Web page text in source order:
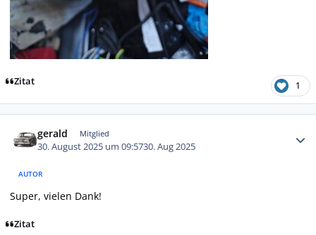
Zitat 1
gerald Mitglied
30. August 2025 um 09:5730. Aug 2025
AUTOR
Super, vielen Dank!
Zitat